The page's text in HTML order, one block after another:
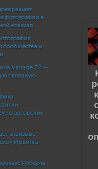
фотографии в
кошмар
сообщества и
Vintage Z2 —
складную
о авторских
знаковые
Ирвинга
Роберта